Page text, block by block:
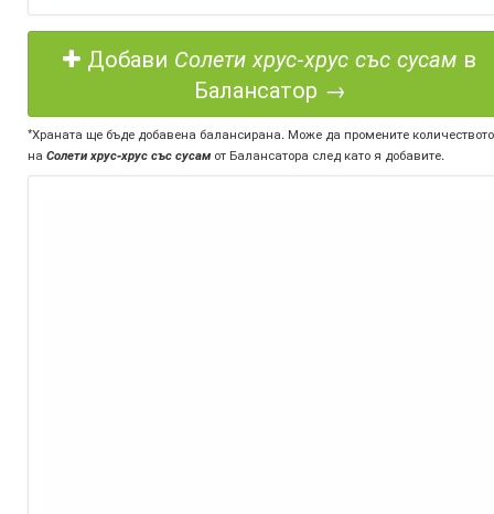
Добави Солети хрус-хрус със сусам в
Балансатор →
*Храната ще бъде добавена балансирана. Може да промените количеството
на Солети хрус-хрус със сусам от Балансатора след като я добавите.